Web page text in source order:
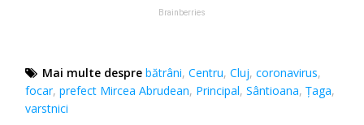
Mai multe despre bătrâni,Centru,Cluj,coronavirus,
focar,prefect Mircea Abrudean, Principal,Sântioana,Ţaga,
varstnici